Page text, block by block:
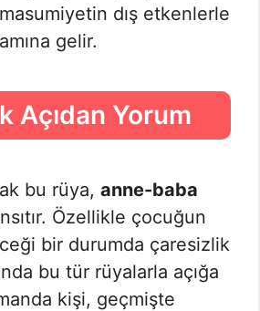
dış etkenlerle
gelir.
Açıdan Yorum
bu rüya, anne-baba
Özellikle çocuğun
bir durumda çaresizlik
bu tür rüyalarla açığa
kişi, geçmişte